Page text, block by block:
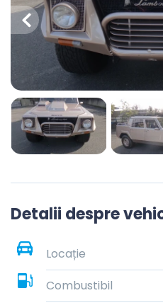
Detalii despre
Locație
Combustibil